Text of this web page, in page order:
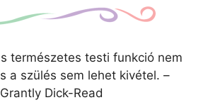
természetes testi funkció nem
a szülés sem lehet kivétel. –
Grantly Dick-Read